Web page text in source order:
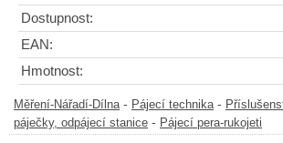
Dostupnost:
EAN:
Hmotnost:
Měření-Nářadí-Dílna - Pájecí technika -
páječky, odpájecí stanice - Pájecí pera-rukojeti